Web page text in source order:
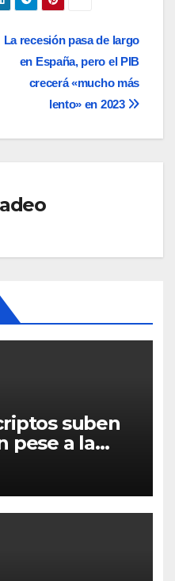
La recesión pasa de largo
en España, pero el PIB
crecerá «mucho más
lento» en 2023
suben
pese a la
Oriente